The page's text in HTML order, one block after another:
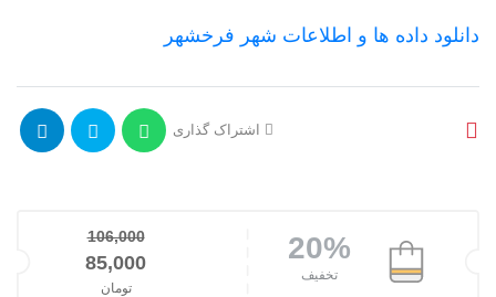
دانلود داده ها و اطلاعات شهر فرخشهر
اشتراک گذاری
20%
تخفیف
106,000
قیمت اصلی: 106,000تومان بود.
85,000
تومان